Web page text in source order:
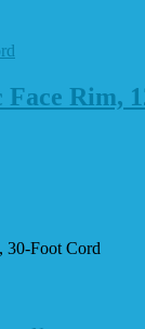
Rim,
30-Foot Cord